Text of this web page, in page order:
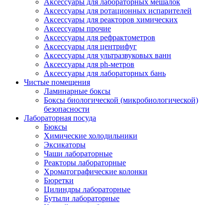
Аксессуары для лабораторных мешалок
Аксессуары для ротационных испарителей
Аксессуары для реакторов химических
Аксессуары прочие
Аксессуары для рефрактометров
Аксессуары для центрифуг
Аксессуары для ультразвуковых ванн
Аксессуары для ph-метров
Аксессуары для лабораторных бань
Чистые помещения
Ламинарные боксы
Боксы биологической (микробиологической)
безопасности
Лабораторная посуда
Бюксы
Химические холодильники
Эксикаторы
Чаши лабораторные
Реакторы лабораторные
Хроматографические колонки
Бюретки
Цилиндры лабораторные
Бутыли лабораторные